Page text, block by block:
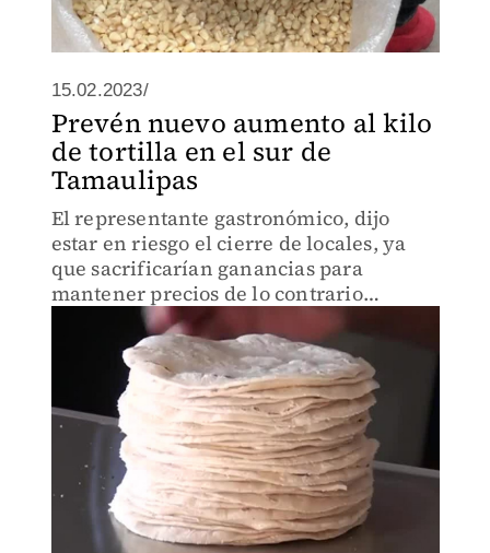
15.02.2023/
Prevén nuevo aumento al kilo
de tortilla en el sur de
Tamaulipas
El representante gastronómico, dijo
estar en riesgo el cierre de locales, ya
que sacrificarían ganancias para
mantener precios de lo contrario
perderán clientela.